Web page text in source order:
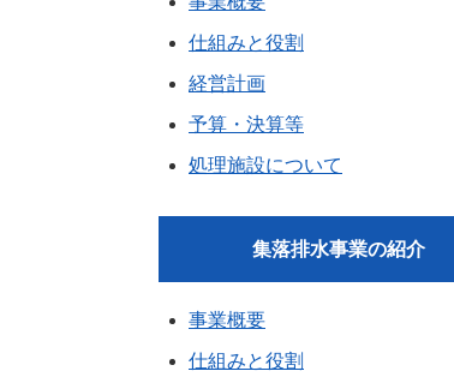
仕組みと役割
経営計画
予算・決算等
処理施設について
集落排水事業の紹介
事業概要
仕組みと役割